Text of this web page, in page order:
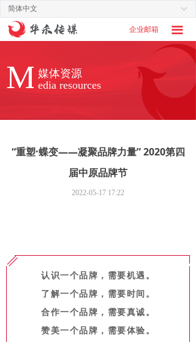
ꀅ
简体中文
끀
企业邮箱
“重塑·蝶变——凝聚品牌力量” 2020第四
届中原品牌节
认识一个品牌，需要机遇。
了解一个品牌，需要时间。
合作一个品牌，需要真诚。
赞美一个品牌，需要体验。
2022-05-17 17:22
媒体资源
M edia resources